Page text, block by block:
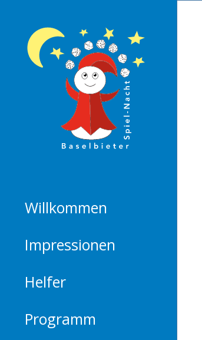
Willkommen
Impressionen
Helfer
Programm